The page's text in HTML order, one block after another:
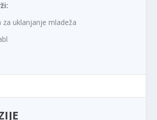
za uklanjanje mladeža